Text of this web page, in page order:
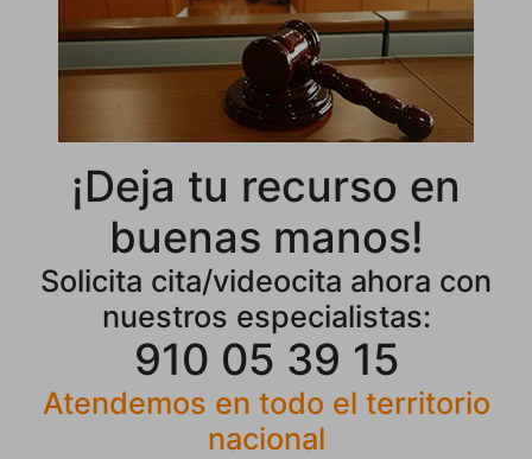
¡Deja tu recurso en
buenas manos!
Solicita cita/videocita ahora con
nuestros especialistas:
910 05 39 15
Atendemos en todo el territorio
nacional